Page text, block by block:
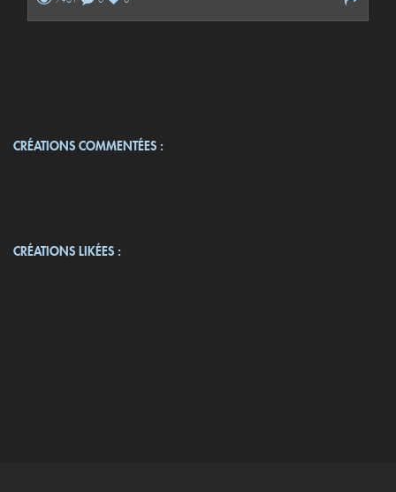
CRÉATIONS COMMENTÉES :
CRÉATIONS LIKÉES :